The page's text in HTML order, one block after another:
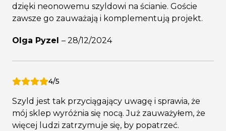
dzięki neonowemu szyldowi na ścianie. Goście
zawsze go zauważają i komplementują projekt.
Olga Pyzel – 28/12/2024
4/5
Szyld jest tak przyciągający uwagę i sprawia, że
mój sklep wyróżnia się nocą. Już zauważyłem, że
więcej ludzi zatrzymuje się, by popatrzeć.